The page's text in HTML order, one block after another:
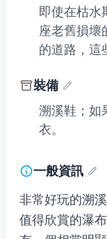
即使在枯水
座老舊損壞
的道路，這
裝備
溯溪鞋；如
衣。
一般資訊
非常好玩的溯
值得欣賞的瀑